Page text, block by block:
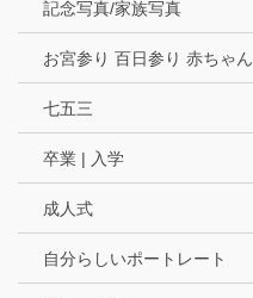
記念写真/家族写真
お宮参り 百日参り 赤ちゃん
七五三
卒業 | 入学
成人式
自分らしいポートレート